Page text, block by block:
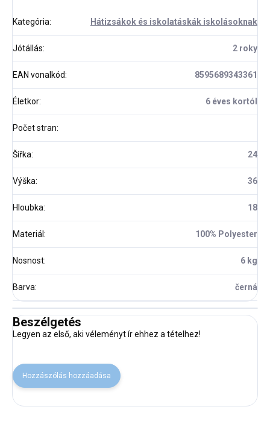
Kategória: Hátizsákok és iskolatáskák iskolásoknak
Jótállás: 2 roky
EAN vonalkód: 8595689343361
Életkor: 6 éves kortól
Počet stran:
Šířka: 24
Výška: 36
Hloubka: 18
Materiál: 100% Polyester
Nosnost: 6 kg
Barva: černá
Beszélgetés
Legyen az első, aki véleményt ír ehhez a tételhez!
Hozzászólás hozzáadása